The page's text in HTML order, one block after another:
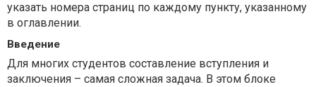
указать номера страниц по каждому пункту, указанному
в оглавлении.
Введение
Для многих студентов составление вступления и
заключения – самая сложная задача. В этом блоке